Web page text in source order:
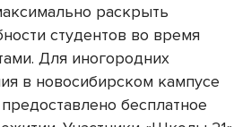
раскрыть
студентов во время
Для иногородних
в новосибирском кампусе
бесплатное